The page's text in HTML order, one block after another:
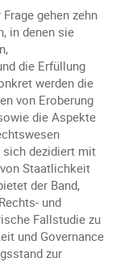
gehen zehn
in denen sie
die Erfüllung
werden die
von Eroberung
die Aspekte
sich dezidiert mit
Staatlichkeit
der Band,
und
Fallstudie zu
und Governance
zur